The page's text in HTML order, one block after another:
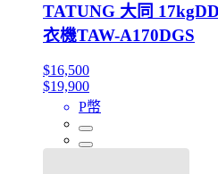
TATUNG 大同
衣機TAW-A170DGS
$16,500
$19,900
P幣